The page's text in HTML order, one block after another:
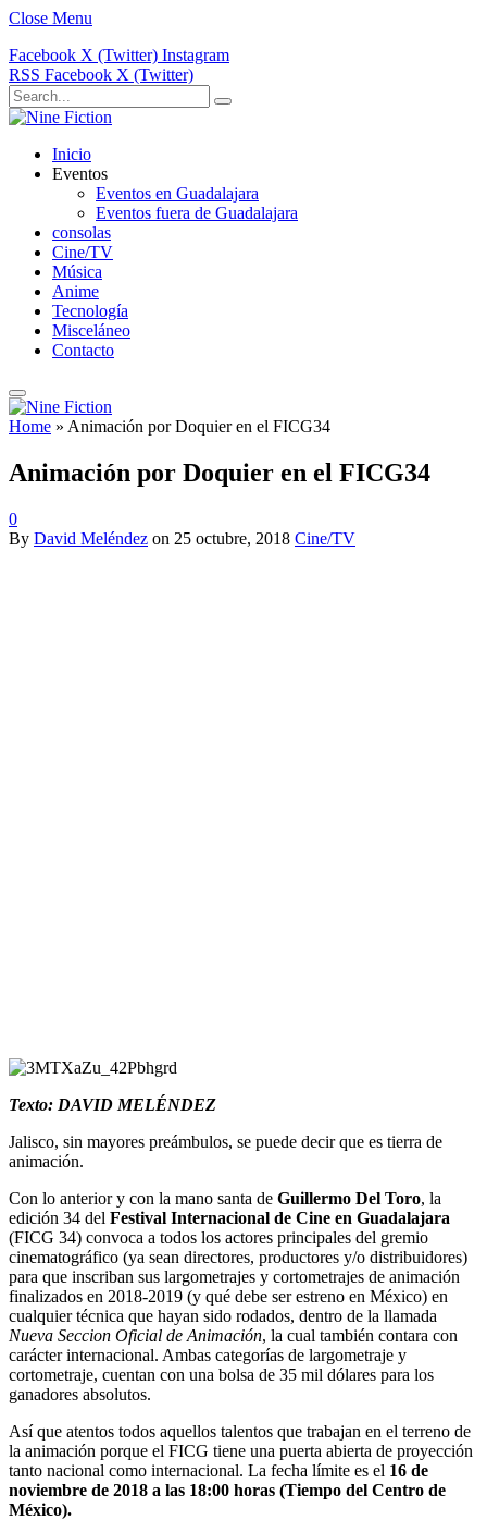
Close Menu
Facebook X (Twitter) Instagram
RSS Facebook X (Twitter)
Inicio
Eventos
Eventos en Guadalajara
Eventos fuera de Guadalajara
consolas
Cine/TV
Música
Anime
Tecnología
Misceláneo
Contacto
Home » Animación por Doquier en el FICG34
Animación por Doquier en el FICG34
0
By David Meléndez on 25 octubre, 2018 Cine/TV
Texto: DAVID MELÉNDEZ
Jalisco, sin mayores preámbulos, se puede decir que es tierra de
animación.
Con lo anterior y con la mano santa de Guillermo Del Toro, la
edición 34 del Festival Internacional de Cine en Guadalajara
(FICG 34) convoca a todos los actores principales del gremio
cinematográfico (ya sean directores, productores y/o distribuidores)
para que inscriban sus largometrajes y cortometrajes de animación
finalizados en 2018-2019 (y qué debe ser estreno en México) en
cualquier técnica que hayan sido rodados, dentro de la llamada
Nueva Seccion Oficial de Animación, la cual también contara con
carácter internacional. Ambas categorías de largometraje y
cortometraje, cuentan con una bolsa de 35 mil dólares para los
ganadores absolutos.
Así que atentos todos aquellos talentos que trabajan en el terreno de
la animación porque el FICG tiene una puerta abierta de proyección
tanto nacional como internacional. La fecha límite es el 16 de
noviembre de 2018 a las 18:00 horas (Tiempo del Centro de
México).